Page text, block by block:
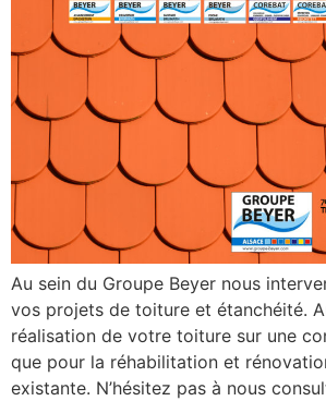
Au sein du Groupe Beyer nous
vos projets de toiture et étanchéité.
réalisation de votre toiture sur une
que pour la réhabilitation et
existante. N’hésitez pas à nous